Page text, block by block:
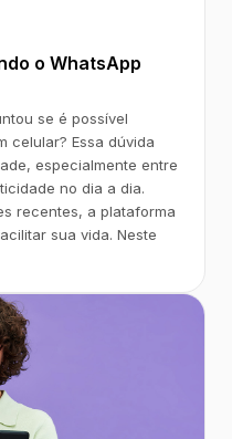
o WhatsApp
se é possível
celular? Essa dúvida
especialmente entre
no dia a dia.
recentes, a plataforma
sua vida. Neste